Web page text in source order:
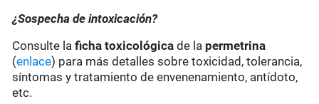
¿Sospecha de intoxicación?
Consulte laficha toxicológica de la permetrina
(enlace) para más detalles sobre toxicidad, tolerancia,
síntomas y tratamiento de envenenamiento, antídoto,
etc.